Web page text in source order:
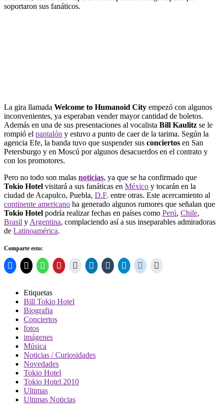
soportaron sus fanáticos.
La gira llamada Welcome to Humanoid City empezó con algunos
inconvenientes, ya esperaban vender mayor cantidad de boletos.
Además en una de sus presentaciones al vocalista Bill Kaulitz se le
rompió el pantalón y estuvo a punto de caer de la tarima. Según la
agencia Efe, la banda tuvo que suspender sus conciertos en San
Petersburgo y en Moscú por algunos desacuerdos en el contrato y
con los promotores.
Pero no todo son malas noticias, ya que se ha confirmado que
Tokio Hotel visitará a sus fanáticas en México y tocarán en la
ciudad de Acapulco, Puebla, D.F. entre otras. Este acercamiento al
continente americano ha generado algunos rumores que señalan que
Tokio Hotel podría realizar fechas en países como Perú, Chile,
Brasil y Argentina, complaciendo así a sus inseparables admiradoras
de Latinoamérica.
Comparte esto:
Etiquetas
Bill Tokio Hotel
Biografia
Conciertos
fotos
imágenes
Música
Noticias / Curiosidades
Novedades
Tokio Hotel
Tokio Hotel 2010
Ultimas
Ultimas Noticias